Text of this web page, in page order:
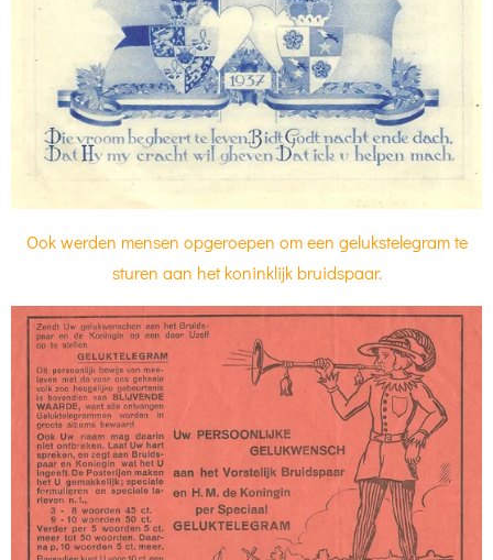
Ook werden mensen opgeroepen om een gelukstelegram te
sturen aan het koninklijk bruidspaar.